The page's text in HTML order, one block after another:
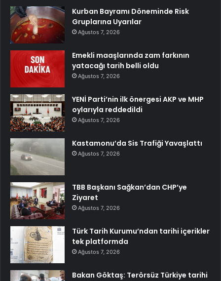
Kurban Bayramı Döneminde Risk
Gruplarına Uyarılar
Ağustos 7, 2026
Emekli maaşlarında zam farkının
yatacağı tarih belli oldu
Ağustos 7, 2026
YENİ Parti’nin ilk önergesi AKP ve MHP
oylarıyla reddedildi
Ağustos 7, 2026
Kastamonu’da Sis Trafiği Yavaşlattı
Ağustos 7, 2026
TBB Başkanı Sağkan’dan CHP’ye
Ziyaret
Ağustos 7, 2026
Türk Tarih Kurumu’ndan tarihi içerikler
tek platformda
Ağustos 7, 2026
Bakan Göktaş: Terörsüz Türkiye tarihi